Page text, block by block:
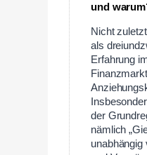
und
Nicht
als
Erfahrung
der
nämlich